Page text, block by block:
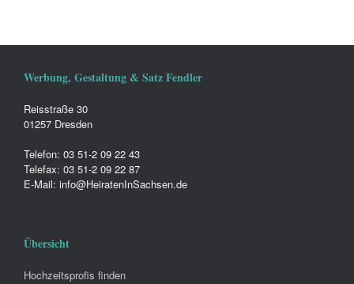
Werbung, Gestaltung & Satz Fendler
Reisstraße 30
01257 Dresden
Telefon: 03 51-2 09 22 43
Telefax: 03 51-2 09 22 87
E-Mail: info@HeiratenInSachsen.de
Übersicht
Hochzeitsprofis finden